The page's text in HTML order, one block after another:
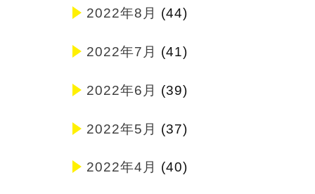
2022年8月 (44)
2022年7月 (41)
2022年6月 (39)
2022年5月 (37)
2022年4月 (40)